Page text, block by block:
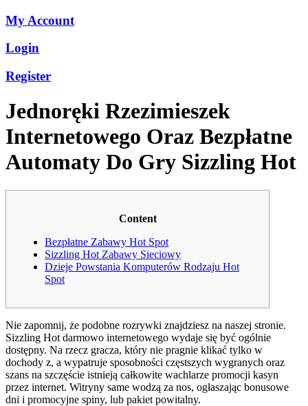
My Account
Login
Register
Jednoręki Rzezimieszek
Internetowego Oraz Bezpłatne
Automaty Do Gry Sizzling Hot
Content
Bezpłatne Zabawy Hot Spot
Sizzling Hot Zabawy Sieciowy
Dzieje Powstania Komputerów Rodzaju Hot
Spot
Nie zapomnij, że podobne rozrywki znajdziesz na naszej stronie.
Sizzling Hot darmowo internetowego wydaje się być ogólnie
dostępny. Na rzecz gracza, który nie pragnie klikać tylko w
dochody z, a wypatruje sposobności częstszych wygranych oraz
szans na szczęście istnieją całkowite wachlarze promocji kasyn
przez internet. Witryny same wodzą za nos, ogłaszając bonusowe
dni i promocyjne spiny, lub pakiet powitalny.